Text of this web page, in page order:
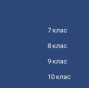
7 клас
8 клас
9 клас
10 клас